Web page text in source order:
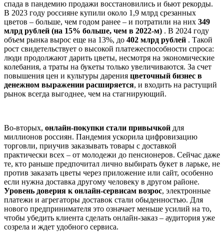
спада в пандемию продажи восстановились и бьют рекорды.
В 2023 году россияне купили около 1,9 млрд срезанных
цветов – больше, чем годом ранее – и потратили на них 349
млрд рублей (на 15% больше, чем в 2022-м) . В 2024 году
объем рынка вырос еще на 13%, до 402 млрд рублей . Такой
рост свидетельствует о высокой платежеспособности спроса:
люди продолжают дарить цветы, несмотря на экономические
колебания, а траты на букеты только увеличиваются. За счет
повышения цен и культуры дарения цветочный бизнес в
денежном выражении расширяется, и входить на растущий
рынок всегда выгоднее, чем на стагнирующий.
Во-вторых, онлайн-покупки стали привычкой для
миллионов россиян. Пандемия ускорила цифровизацию
торговли, приучив заказывать товары с доставкой
практически всех – от молодежи до пенсионеров. Сейчас даже
те, кто раньше предпочитал лично выбирать букет в ларьке, не
против заказать цветы через приложение или сайт, особенно
если нужна доставка другому человеку в другом районе.
Уровень доверия к онлайн-сервисам возрос, электронные
платежи и агрегаторы доставок стали обыденностью. Для
нового предпринимателя это означает меньше усилий на то,
чтобы убедить клиента сделать онлайн-заказ – аудитория уже
созрела и ждет удобного сервиса.